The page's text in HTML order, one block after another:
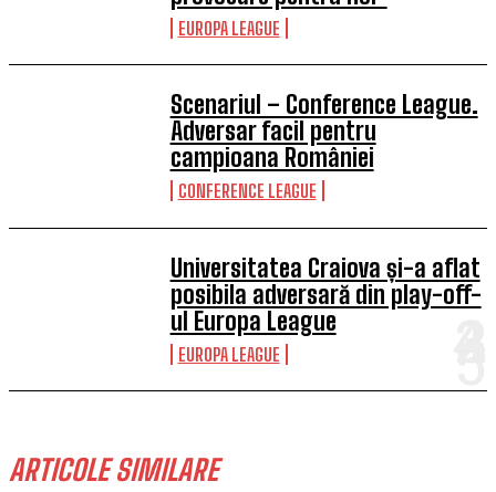
EUROPA LEAGUE
Scenariul – Conference League.
Adversar facil pentru
campioana României
CONFERENCE LEAGUE
Universitatea Craiova și-a aflat
posibila adversară din play-off-
ul Europa League
EUROPA LEAGUE
ARTICOLE SIMILARE